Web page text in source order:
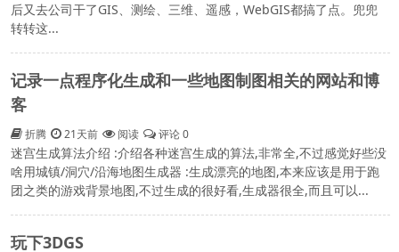
后又去公司干了GIS、测绘、三维、遥感，WebGIS都搞了点。兜兜
转转这...
记录一点程序化生成和一些地图制图相关的网站和博
客
折腾 21天前 阅读 评论 0
迷宫生成算法介绍 :介绍各种迷宫生成的算法,非常全,不过感觉好些没
啥用城镇/洞穴/沿海地图生成器 :生成漂亮的地图,本来应该是用于跑
团之类的游戏背景地图,不过生成的很好看,生成器很全,而且可以...
玩下3DGS